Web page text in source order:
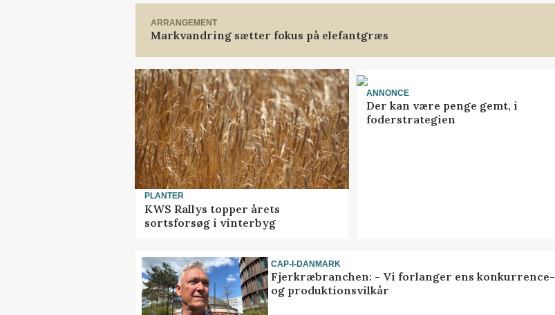
ARRANGEMENT
Markvandring sætter fokus på elefantgræs
PLANTER
KWS Rallys topper årets
sortsforsøg i vinterbyg
ANNONCE
Der kan være penge gemt, i
foderstrategien
CAP-I-DANMARK
Fjerkræbranchen: - Vi forlanger ens konkurrence-
og produktionsvilkår